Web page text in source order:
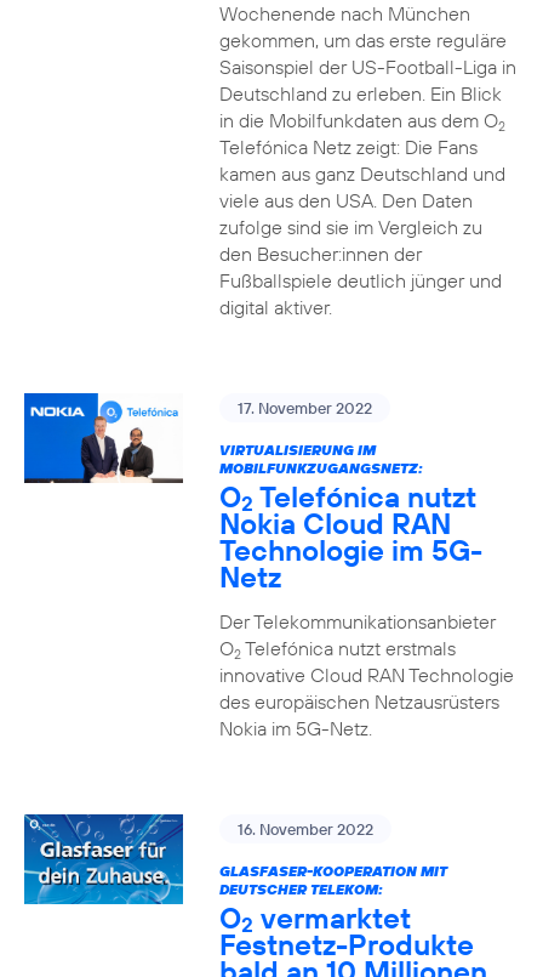
Wochenende nach München
gekommen, um das erste reguläre
Saisonspiel der US-Football-Liga in
Deutschland zu erleben. Ein Blick
in die Mobilfunkdaten aus dem O2
Telefónica Netz zeigt: Die Fans
kamen aus ganz Deutschland und
viele aus den USA. Den Daten
zufolge sind sie im Vergleich zu
den Besucher:innen der
Fußballspiele deutlich jünger und
digital aktiver.
17. November 2022
VIRTUALISIERUNG IM
MOBILFUNKZUGANGSNETZ:
O2 Telefónica nutzt
Nokia Cloud RAN
Technologie im 5G-
Netz
Der Telekommunikationsanbieter
O2Telefónica nutzt erstmals
innovative Cloud RAN Technologie
des europäischen Netzausrüsters
Nokia im 5G-Netz.
16. November 2022
GLASFASER-KOOPERATION MIT
DEUTSCHER TELEKOM:
O2 vermarktet
Festnetz-Produkte